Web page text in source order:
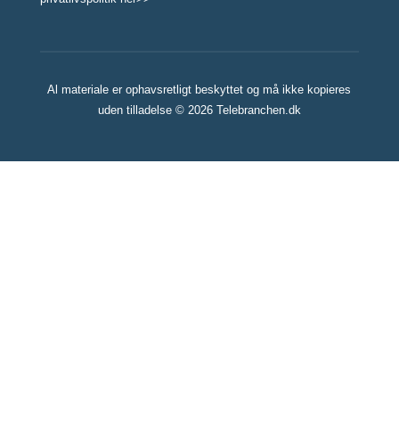
Al materiale er ophavsretligt beskyttet og må ikke kopieres
uden tilladelse © 2026 Telebranchen.dk